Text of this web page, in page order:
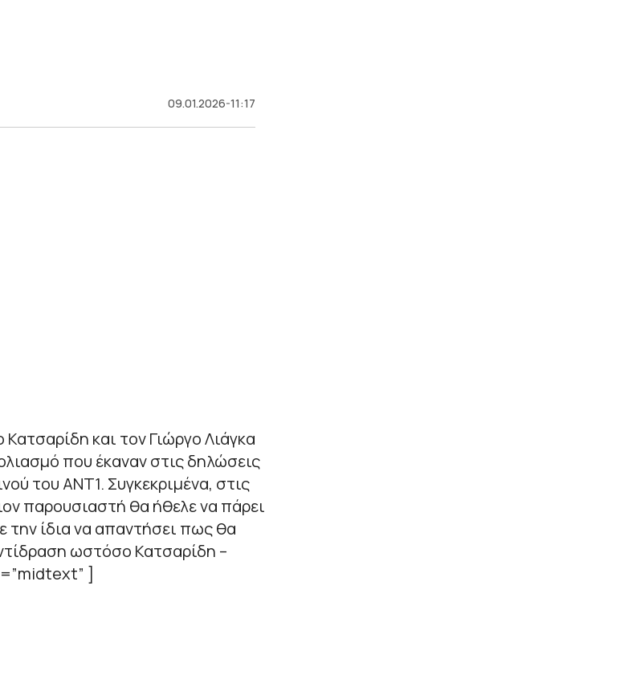
09.01.2026-11:17
Κατσαρίδη και τον Γιώργο Λιάγκα
που έκαναν στις δηλώσεις
του ΑΝΤ1. Συγκεκριμένα, στις
παρουσιαστή θα ήθελε να πάρει
την ίδια να απαντήσει πως θα
ωστόσο Κατσαρίδη –
]